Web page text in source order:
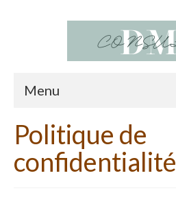
Menu
ACCUEIL
NOS SERVICES
Politique de
confidentialité